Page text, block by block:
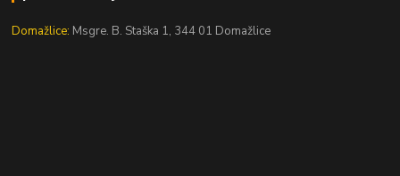
Domažlice: Msgre. B. Staška 1, 344 01 Domažlice